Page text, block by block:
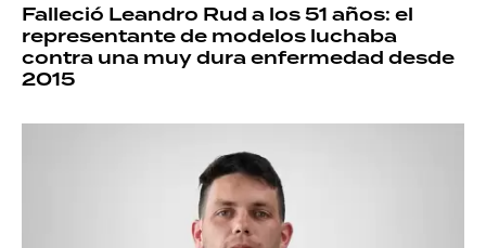
Falleció Leandro Rud a los 51 años: el
representante de modelos luchaba
contra una muy dura enfermedad desde
2015